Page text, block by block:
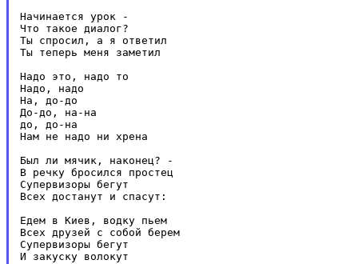
Начинается урок -
Что такое диалог?
Ты спросил, а я ответил
Ты теперь меня заметил
Надо это, надо то
Надо, надо
На, до-до
До-до, на-на
до, до-на
Нам не надо ни хрена
Был ли мячик, наконец? -
В речку бросился простец
Супервизоры бегут
Всех достанут и спасут:
Едем в Киев, водку пьем
Всех друзей с собой берем
Супервизоры бегут
И закуску волокут